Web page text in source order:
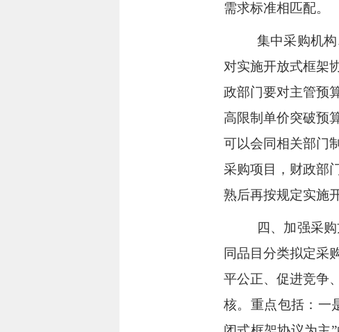
需求标准相匹配。
集中采购机
对实施开放式框架
政部门要对主管预
高限制单价突破预
可以会同相关部门
采购项目，财政部
熟后再按规定实施
四、加强采
同品目分类拟定采
平公正、促进竞争
核。重点包括： 一